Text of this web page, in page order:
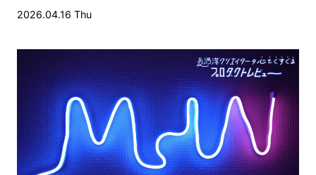
2026.04.16 Thu